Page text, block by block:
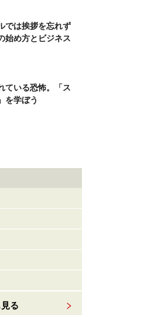
では挨拶を忘れず
始め方とビジネス
ている恐怖。「ス
を学ぼう
る